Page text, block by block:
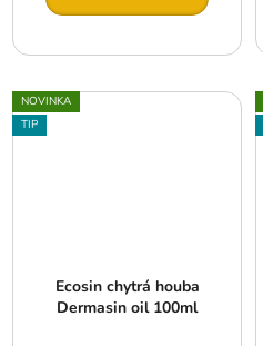
NOVINKA
TIP
Ecosin chytrá houba
Dermasin oil 100ml